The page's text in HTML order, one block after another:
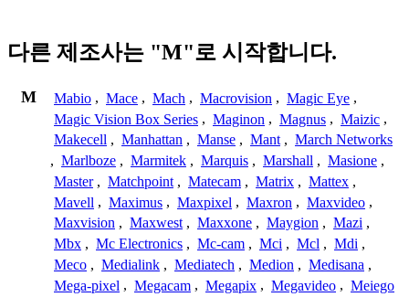
다른 제조사는 "M"로 시작합니다.
M Mabio , Mace , Mach , Macrovision , Magic Eye ,
Magic Vision Box Series , Maginon , Magnus , Maizic ,
Makecell , Manhattan , Manse , Mant , March Networks
, Marlboze , Marmitek , Marquis , Marshall , Masione ,
Master , Matchpoint , Matecam , Matrix , Mattex ,
Mavell , Maximus , Maxpixel , Maxron , Maxvideo ,
Maxvision , Maxwest , Maxxone , Maygion , Mazi ,
Mbx , Mc Electronics , Mc-cam , Mci , Mcl , Mdi ,
Meco , Medialink , Mediatech , Medion , Medisana ,
Mega-pixel , Megacam , Megapix , Megavideo , Meiego